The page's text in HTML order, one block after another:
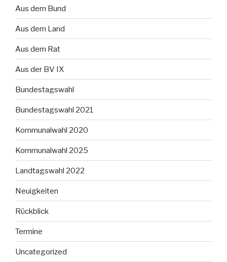
Aus dem Bund
Aus dem Land
Aus dem Rat
Aus der BV IX
Bundestagswahl
Bundestagswahl 2021
Kommunalwahl 2020
Kommunalwahl 2025
Landtagswahl 2022
Neuigkeiten
Rückblick
Termine
Uncategorized